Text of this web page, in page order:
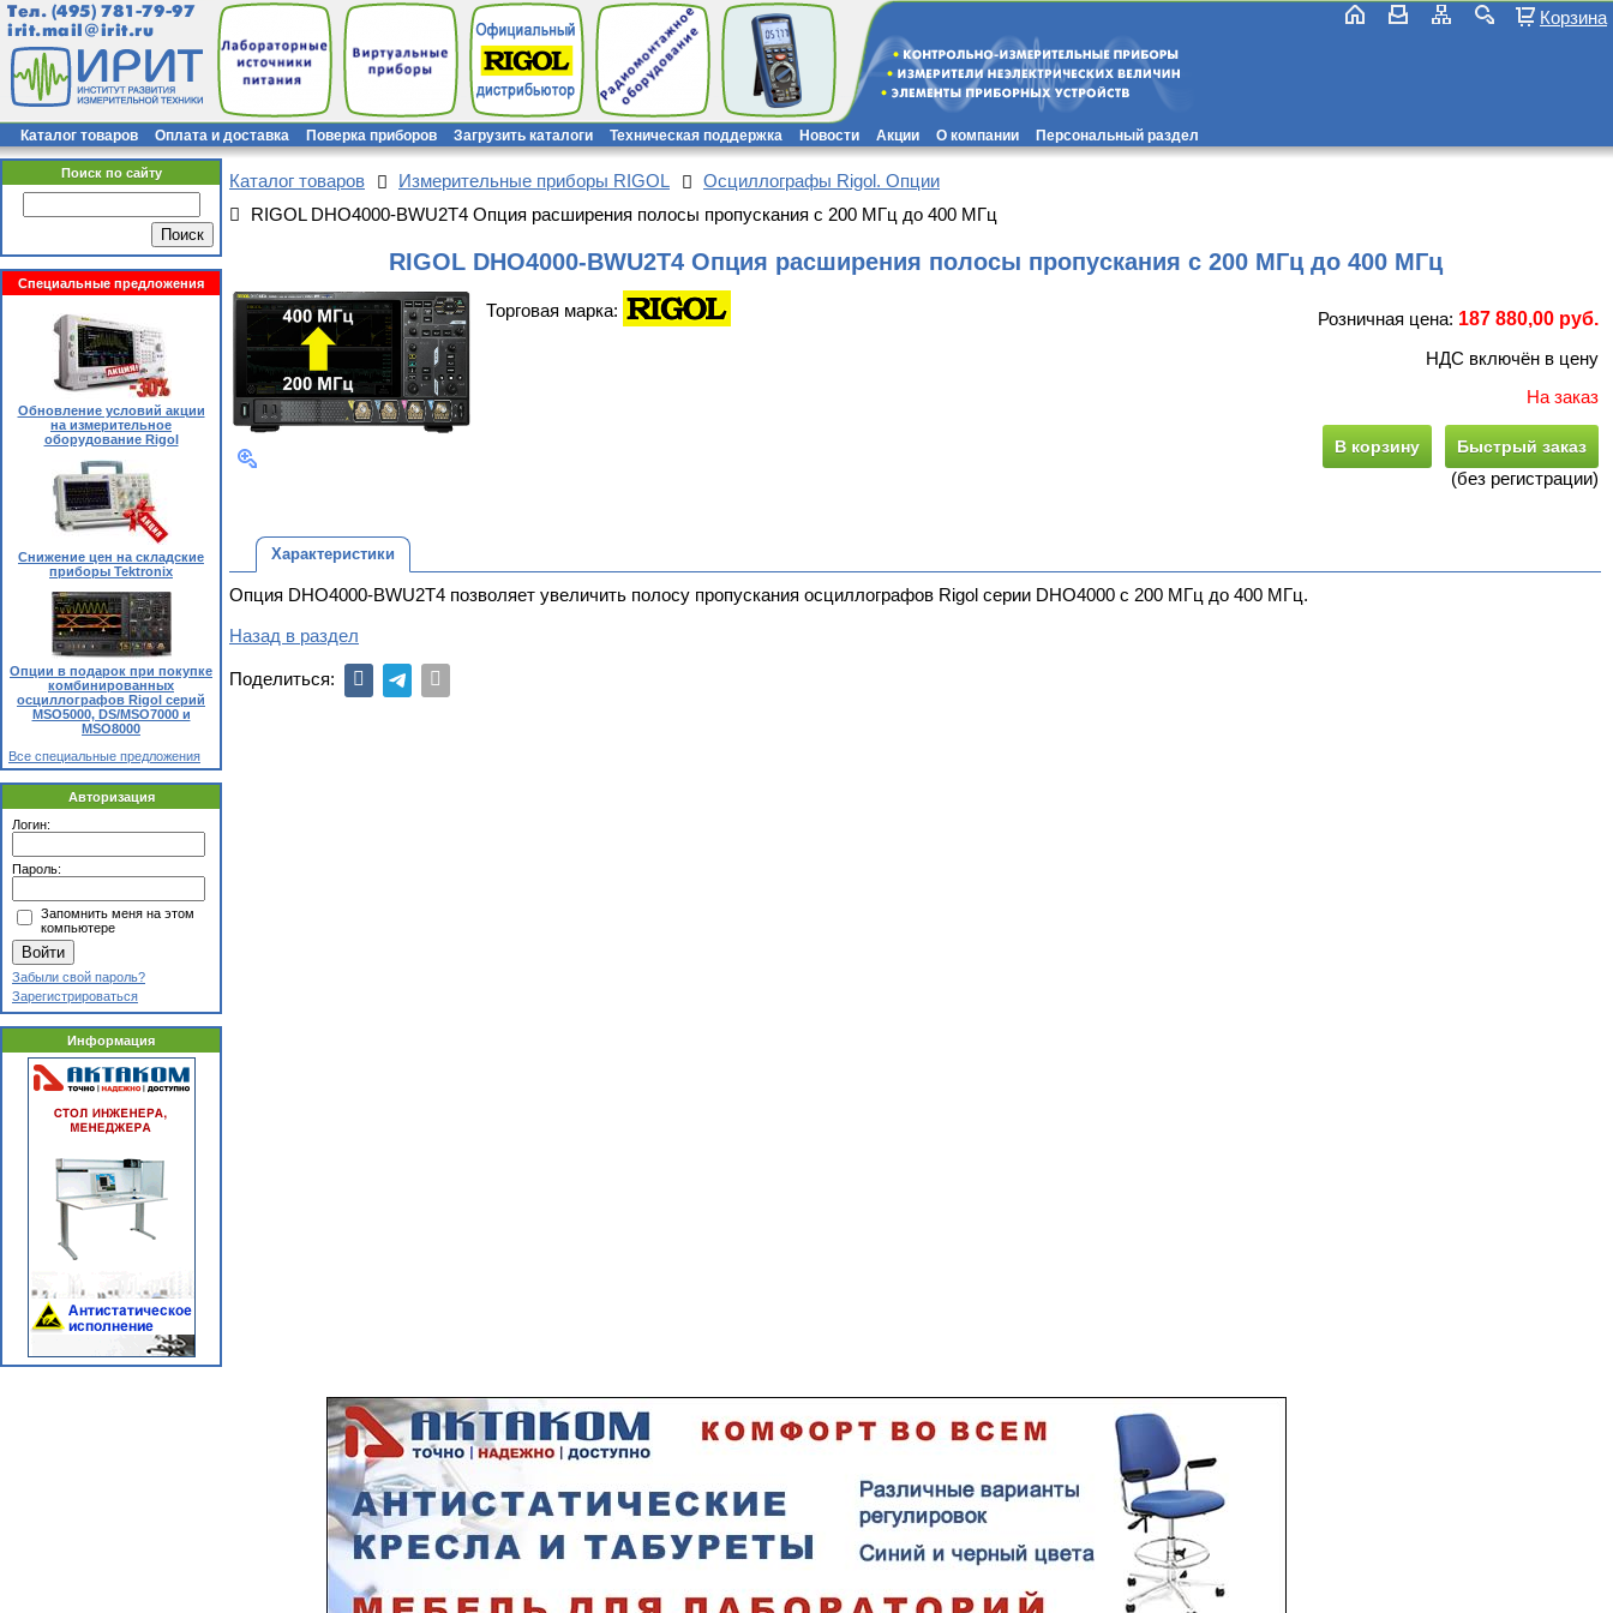
Тел. (495) 781-79-97
irit.mail@irit.ru
Корзина
Каталог товаров Оплата и доставка Поверка приборов Загрузить каталоги Техническая поддержка Новости Акции О компании Персональный раздел
Поиск по сайту
Специальные предложения
Обновление условий акции
на измерительное
оборудование Rigol
Снижение цен на складские
приборы Tektronix
Опции в подарок при покупке
комбинированных
осциллографов Rigol серий
MSO5000, DS/MSO7000 и
MSO8000
Все специальные предложения
Авторизация
Логин:
Пароль:
Запомнить меня на этом
компьютере
Забыли свой пароль?
Зарегистрироваться
Информация
Каталог товаров Измерительные приборы RIGOL
Осциллографы Rigol. Опции
RIGOL DHO4000-BWU2T4 Опция расширения полосы пропускания с 200 МГц до 400 МГц
RIGOL DHO4000-BWU2T4 Опция расширения полосы пропускания с 200 МГц до 400 МГц
Торговая марка: Розничная цена: 187 880,00 руб.
НДС включён в цену
На заказ
В корзину Быстрый заказ
(без регистрации)
Характеристики
Опция DHO4000-BWU2T4 позволяет увеличить полосу пропускания осциллографов Rigol серии DHO4000 с 200 МГц до 400 МГц.
Назад в раздел
Поделиться: